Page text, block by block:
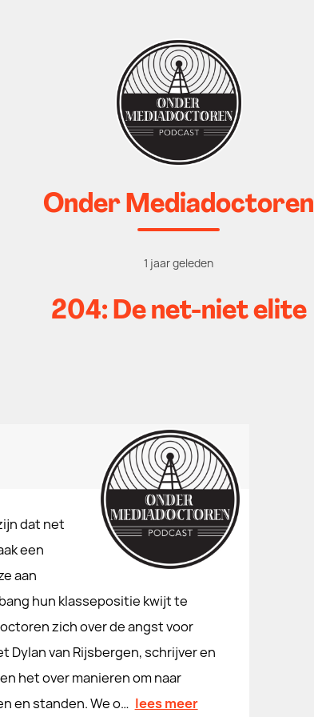
Onder Mediadoctoren
1 jaar geleden
204: De net-niet elite
dat net
een
aan
hun klassepositie kwijt te
zich over de angst voor
van Rijsbergen, schrijver en
het over manieren om naar
en standen. We o… lees meer